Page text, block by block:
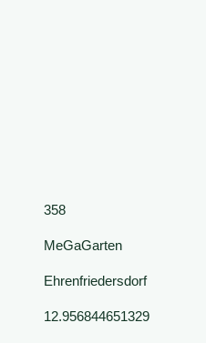
358
MeGaGarten
Ehrenfriedersdorf
12.956844651329